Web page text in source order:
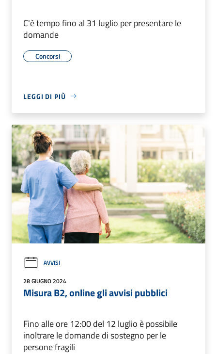
C'è tempo fino al 31 luglio per presentare le
domande
Concorsi
LEGGI DI PIÙ
AVVISI
28 GIUGNO 2024
Misura B2, online gli avvisi pubblici
Fino alle ore 12:00 del 12 luglio è possibile
inoltrare le domande di sostegno per le
persone fragili